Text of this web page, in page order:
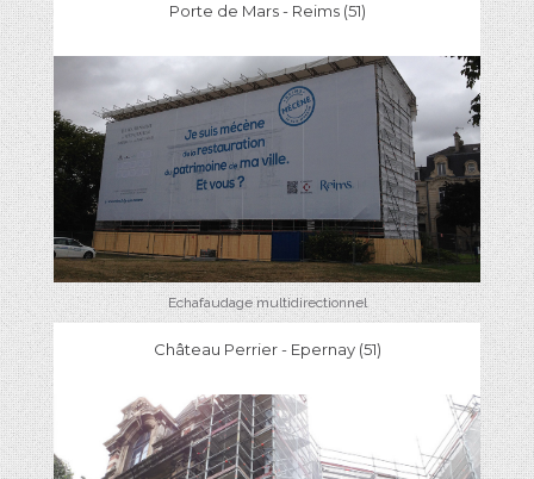
Porte de Mars - Reims (51)
Echafaudage multidirectionnel
Château Perrier - Epernay (51)